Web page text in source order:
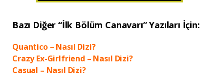
Bazı Diğer “İlk Bölüm Canavarı” Yazıları İçin:
Quantico – Nasıl Dizi?
Crazy Ex-Girlfriend – Nasıl Dizi?
Casual – Nasıl Dizi?